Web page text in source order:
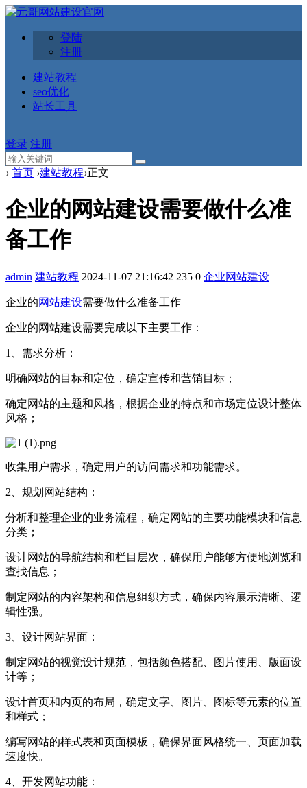
登陆
注册
建站教程
seo优化
站长工具
登录 注册
› 首页 ›建站教程›正文
企业的网站建设需要做什么准
备工作
admin 建站教程 2024-11-07 21:16:42 235 0 企业网站建设
企业的网站建设需要做什么准备工作
企业的网站建设需要完成以下主要工作：
1、需求分析：
明确网站的目标和定位，确定宣传和营销目标；
确定网站的主题和风格，根据企业的特点和市场定位设计整体
风格；
收集用户需求，确定用户的访问需求和功能需求。
2、规划网站结构：
分析和整理企业的业务流程，确定网站的主要功能模块和信息
分类；
设计网站的导航结构和栏目层次，确保用户能够方便地浏览和
查找信息；
制定网站的内容架构和信息组织方式，确保内容展示清晰、逻
辑性强。
3、设计网站界面：
制定网站的视觉设计规范，包括颜色搭配、图片使用、版面设
计等；
设计首页和内页的布局，确定文字、图片、图标等元素的位置
和样式；
编写网站的样式表和页面模板，确保界面风格统一、页面加载
速度快。
4、开发网站功能：